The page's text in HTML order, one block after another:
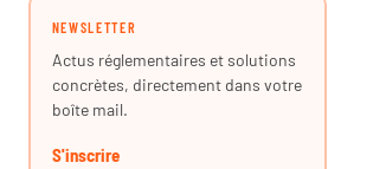
NEWSLETTER
Actus réglementaires et solutions
concrètes, directement dans votre
boîte mail.
S'inscrire